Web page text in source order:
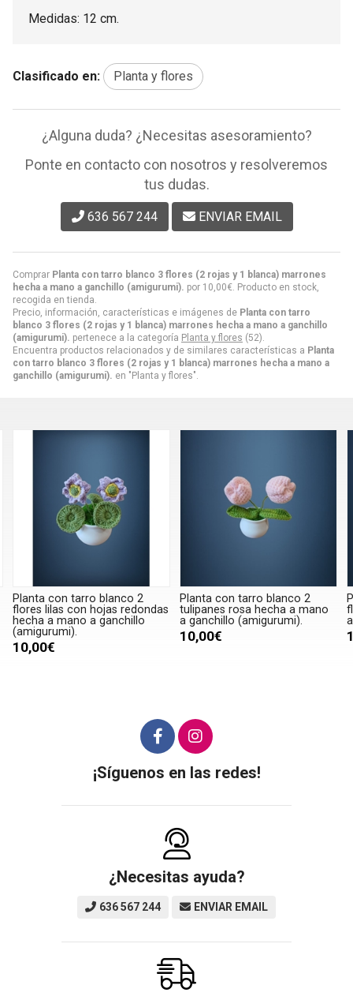
Comprar Planta con tarro blanco 3 flores (2 rojas y 1 blanca) marrones
hecha a mano a ganchillo (amigurumi). por 10,00€ . Producto en stock,
recogida en tienda.
Precio, información, características e imágenes de Planta con tarro
blanco 3 flores (2 rojas y 1 blanca) marrones hecha a mano a ganchillo
(amigurumi). pertenece a la categoría Planta y flores (52).
Encuentra productos relacionados y de similares características a Planta
con tarro blanco 3 flores (2 rojas y 1 blanca) marrones hecha a mano a
ganchillo (amigurumi). en "Planta y flores".
Medidas: 12 cm.
Clasificado en: Planta y flores
¿Alguna duda? ¿Necesitas asesoramiento?
Ponte en contacto con nosotros y resolveremos
tus dudas.
636 567 244 ENVIAR EMAIL
Planta con tarro blanco 2
flores lilas con hojas redondas
hecha a mano a ganchillo
(amigurumi).
10,00€
Planta con tarro blanco 2
tulipanes rosa hecha a mano
a ganchillo (amigurumi).
10,00€
¡Síguenos en las redes!
¿Necesitas ayuda?
636 567 244 ENVIAR EMAIL